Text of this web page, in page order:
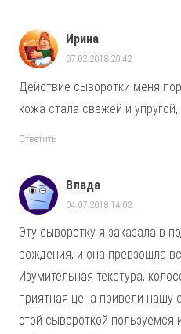
Ирина
07.02.2018 20:42
Действие сыворотки меня
кожа стала свежей и
Ответить
Влада
04.07.2018 14:02
Эту сыворотку я заказала в
рождения, и она превзошла
Изумительная текстура,
приятная цена привели нашу
этой сывороткой